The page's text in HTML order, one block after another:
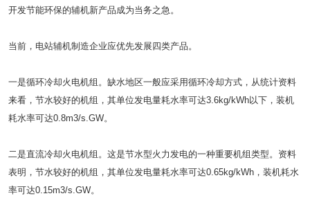
开发节能环保的辅机新产品成为当务之急。
当前，电站辅机制造企业应优先发展四类产品。
一是循环冷却火电机组。缺水地区一般应采用循环冷却方式，从统计资料
来看，节水较好的机组，其单位发电量耗水率可达3.6kg/kWh以下，装机
耗水率可达0.8m3/s.GW。
二是直流冷却火电机组。这是节水型火力发电的一种重要机组类型。资料
表明，节水较好的机组，其单位发电量耗水率可达0.65kg/kWh，装机耗水
率可达0.15m3/s.GW。